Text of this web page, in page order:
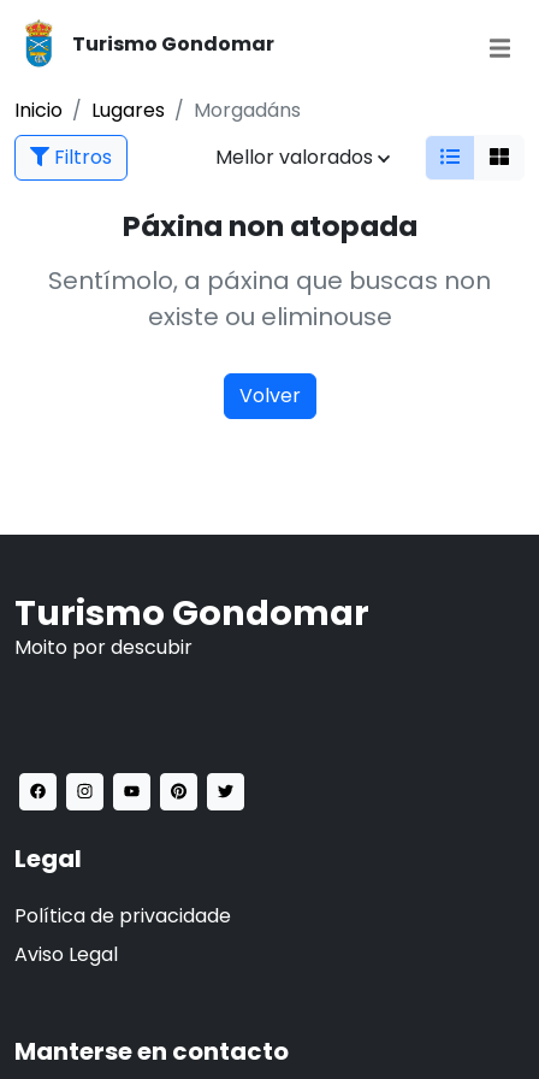
Turismo Gondomar
Inicio Lugares
Morgadáns
Filtros
Mellor valorados
Páxina non atopada
Sentímolo, a páxina que buscas non
existe ou eliminouse
Volver
Turismo Gondomar
Moito por descubir
Legal
Política de privacidade
Aviso Legal
Manterse en contacto